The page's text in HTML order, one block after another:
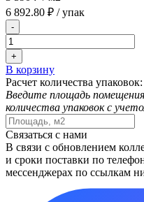
6 892.80 ₽ / упак
-
+
В корзину
Расчет количества упаковок:
Введите площадь
количества упаковок с
Связаться с нами
В связи с обновлением
и сроки поставки по
мессенджерах по ссылкам